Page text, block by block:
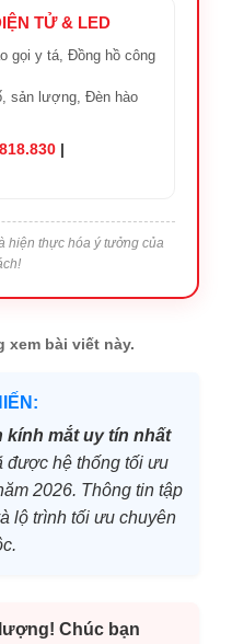
TỬ & LED
gọi y tá, Đồng hồ công
sản lượng, Đèn hào
|
hiện thực hóa ý tưởng của
xem bài viết này.
kính mắt uy tín nhất
được hệ thống tối ưu
2026. Thông tin tập
lộ trình tối ưu chuyên
Chúc bạn